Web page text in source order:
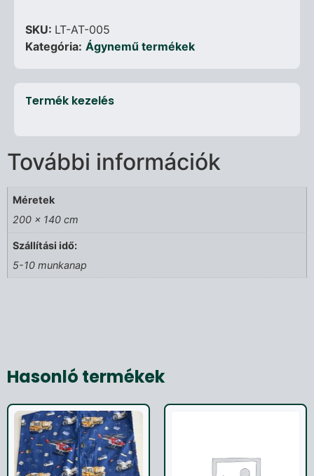
SKU: LT-AT-005
Kategória: Ágynemű termékek
Termék kezelés
További információk
Méretek
200 × 140 cm
Szállítási idő:
5-10 munkanap
Hasonló termékek